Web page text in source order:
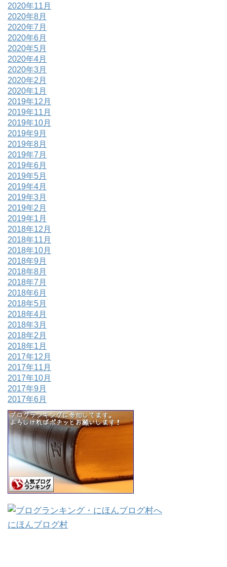
2020年11月
2020年8月
2020年7月
2020年6月
2020年5月
2020年4月
2020年3月
2020年2月
2020年1月
2019年12月
2019年11月
2019年10月
2019年9月
2019年8月
2019年7月
2019年6月
2019年5月
2019年4月
2019年3月
2019年2月
2019年1月
2018年12月
2018年11月
2018年10月
2018年9月
2018年8月
2018年7月
2018年6月
2018年5月
2018年4月
2018年3月
2018年2月
2018年1月
2017年12月
2017年11月
2017年10月
2017年9月
2017年6月
にほんブログ村